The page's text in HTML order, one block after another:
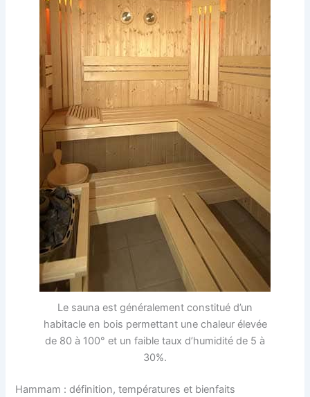
Le sauna est généralement constitué d’un
habitacle en bois permettant une chaleur élevée
de 80 à 100° et un faible taux d’humidité de 5 à
30%.
Hammam : définition, températures et bienfaits